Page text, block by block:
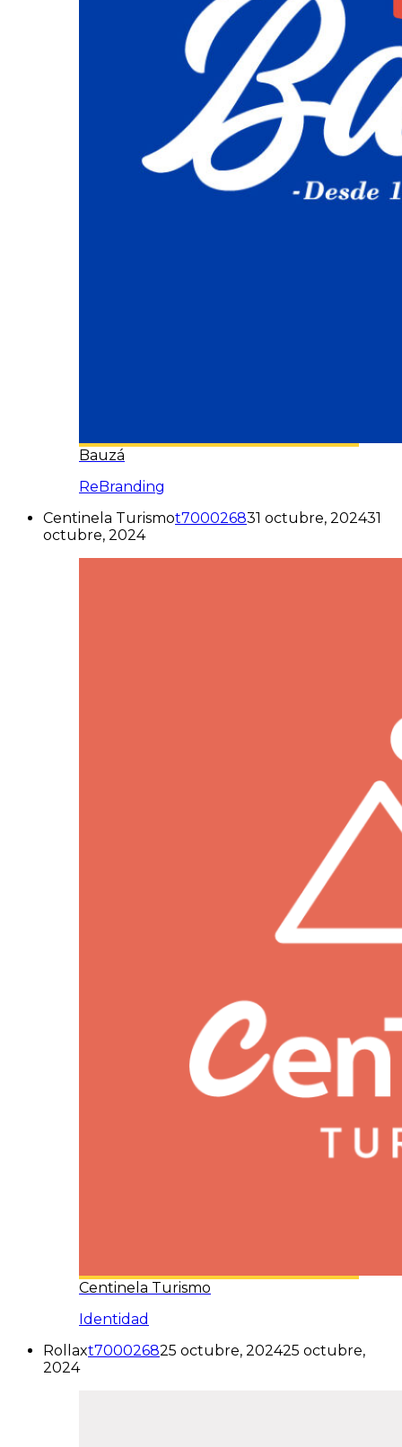
Bauzá
ReBranding
Centinela Turismot700026831 octubre, 202431
octubre, 2024
Centinela Turismo
Identidad
Rollaxt700026825 octubre, 202425 octubre,
2024